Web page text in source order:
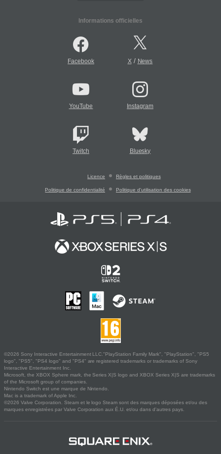
Informations officielles
Facebook X/ News
YouTube Instagram
Twitch Bluesky
Licence Règles et politiques
Politique de confidentialité Politique d'utilisation des cookies
©2026 Sony Interactive Entertainment LLC."PlayStation Family Mark", "PlayStation", "PS5
logo", "PS5", "PS4 logo" and "PS4" are registered trademarks or trademarks of Sony
Interactive Entertainment Inc.
Microsoft, the XBOX Sphere mark, the Series X|S logo and XBOX Series X|S are trademarks
of the Microsoft group of companies.
Nintendo Switch est une marque de Nintendo.
Mac is a trademark of Apple Inc.
©2026 Valve Corporation. Steam et le logo Steam sont des marques déposées et/ou des
marques enregistrées par Valve Corporation aux É.U. et/ou dans d'autres pays.